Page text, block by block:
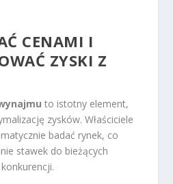
CENAMI I
ZYSKI Z
to istotny element,
zysków. Właściciele
badać rynek, co
stawek do bieżących